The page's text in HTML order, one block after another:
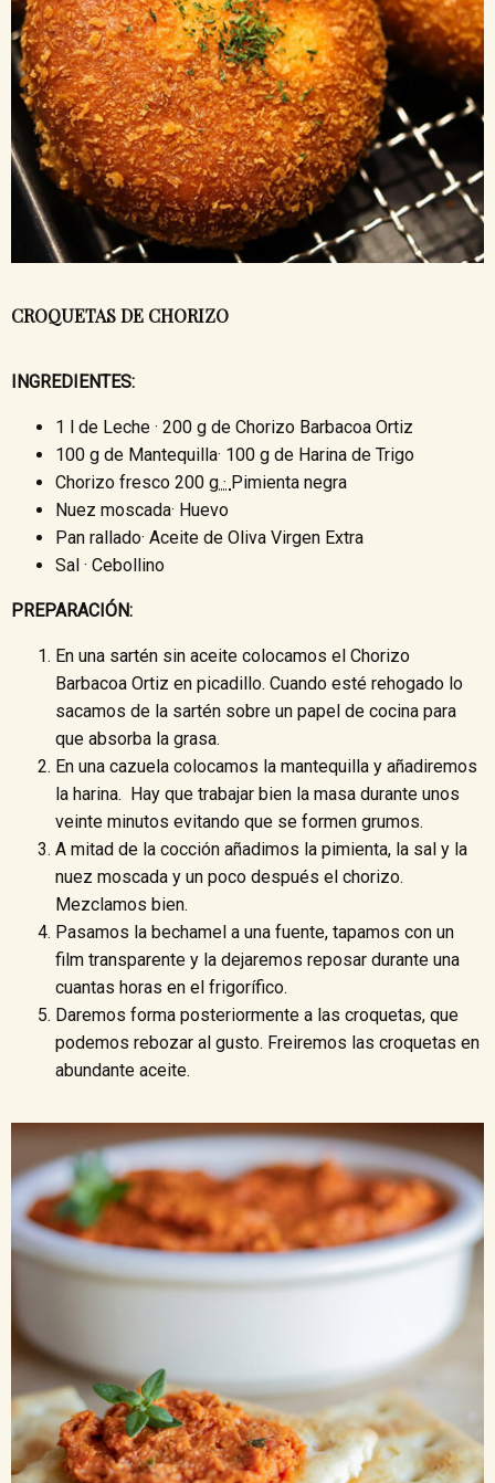
CROQUETAS DE CHORIZO
INGREDIENTES:
1 l de Leche · 200 g de Chorizo Barbacoa Ortiz
100 g de Mantequilla· 100 g de Harina de Trigo
Chorizo fresco 200 g · Pimienta negra
Nuez moscada· Huevo
Pan rallado· Aceite de Oliva Virgen Extra
Sal · Cebollino
PREPARACIÓN:
En una sartén sin aceite colocamos el Chorizo
Barbacoa Ortiz en picadillo. Cuando esté rehogado lo
sacamos de la sartén sobre un papel de cocina para
que absorba la grasa.
En una cazuela colocamos la mantequilla y añadiremos
la harina. Hay que trabajar bien la masa durante unos
veinte minutos evitando que se formen grumos.
A mitad de la cocción añadimos la pimienta, la sal y la
nuez moscada y un poco después el chorizo.
Mezclamos bien.
Pasamos la bechamel a una fuente, tapamos con un
film transparente y la dejaremos reposar durante una
cuantas horas en el frigorífico.
Daremos forma posteriormente a las croquetas, que
podemos rebozar al gusto. Freiremos las croquetas en
abundante aceite.